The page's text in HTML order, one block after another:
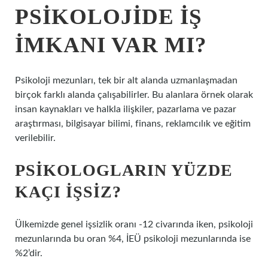
PSIKOLOJIDE IŞ
IMKANI VAR MI?
Psikoloji mezunları, tek bir alt alanda uzmanlaşmadan
birçok farklı alanda çalışabilirler. Bu alanlara örnek olarak
insan kaynakları ve halkla ilişkiler, pazarlama ve pazar
araştırması, bilgisayar bilimi, finans, reklamcılık ve eğitim
verilebilir.
PSIKOLOGLARIN YÜZDE
KAÇI IŞSIZ?
Ülkemizde genel işsizlik oranı -12 civarında iken, psikoloji
mezunlarında bu oran %4, İEÜ psikoloji mezunlarında ise
%2’dir.